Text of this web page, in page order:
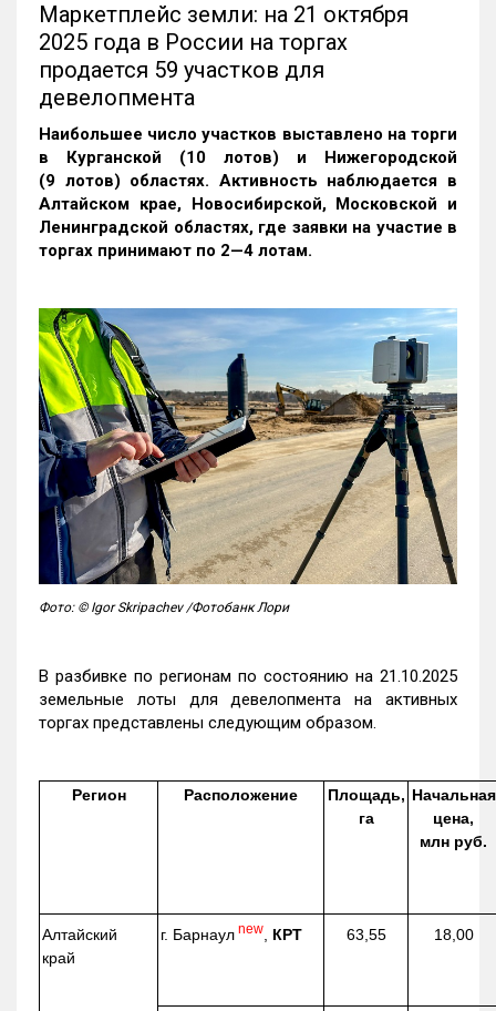
Маркетплейс земли: на 21 октября
2025 года в России на торгах
продается 59 участков для
девелопмента
Наибольшее число участков выставлено на торги
в Курганской (10 лотов) и Нижегородской
(9 лотов) областях. Активность наблюдается в
Алтайском крае, Новосибирской, Московской и
Ленинградской областях, где заявки на участие в
торгах принимают по 2—4 лотам.
Фото: © Igor Skripachev /Фотобанк Лори
В разбивке по регионам по состоянию на 21.10.2025
земельные лоты для девелопмента на активных
торгах представлены следующим образом.
Регион Расположение
Площадь,
га
Начальная
цена,
млн руб.
Алтайский
край
г. Барнаул new КРТ 63,55 18,00